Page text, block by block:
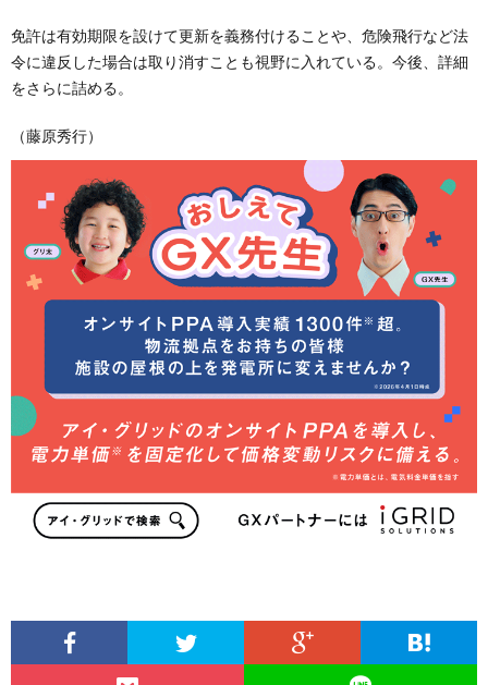
免許は有効期限を設けて更新を義務付けることや、危険飛行など法
令に違反した場合は取り消すことも視野に入れている。今後、詳細
をさらに詰める。
（藤原秀行）